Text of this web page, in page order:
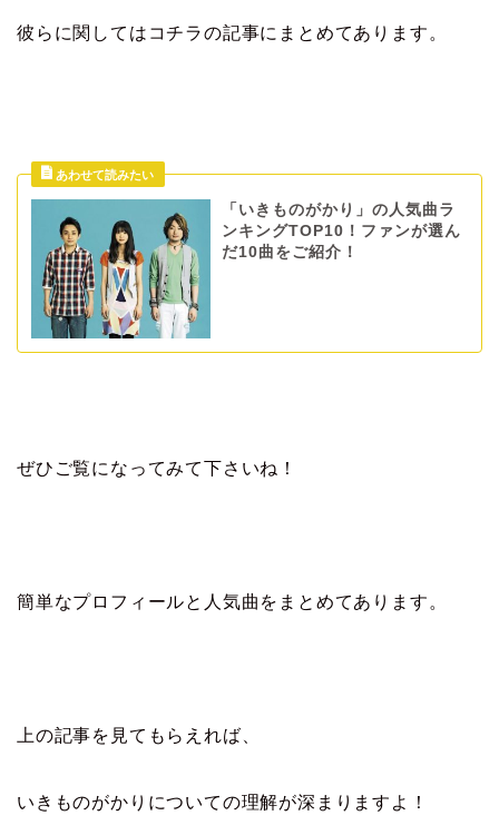
彼らに関してはコチラの記事にまとめてあります。
「いきものがかり」の人気曲ラ
ンキングTOP10！ファンが選ん
だ10曲をご紹介！
ぜひご覧になってみて下さいね！
簡単なプロフィールと人気曲をまとめてあります。
上の記事を見てもらえれば、
いきものがかりについての理解が深まりますよ！